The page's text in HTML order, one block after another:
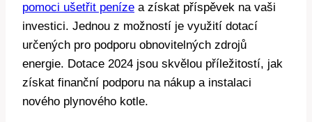
pomoci ušetřit peníze a získat příspěvek na vaši
investici. Jednou z možností je využití dotací
určených pro podporu obnovitelných zdrojů
energie. Dotace 2024 jsou skvělou příležitostí, jak
získat finanční podporu na nákup a instalaci
nového plynového kotle.